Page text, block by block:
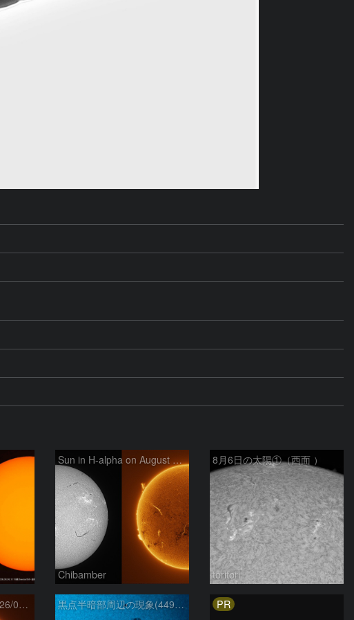
Sun in H-alpha on August 6, 2026
Chibamber
8月6日の太陽①（西面 ）
toritori
太陽 Hα線全面像 2026/08/06 黒点半暗部周辺の現象(4498、4502付近)8/6 PR